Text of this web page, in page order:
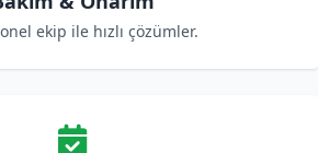
ekip ile hızlı çözümler.